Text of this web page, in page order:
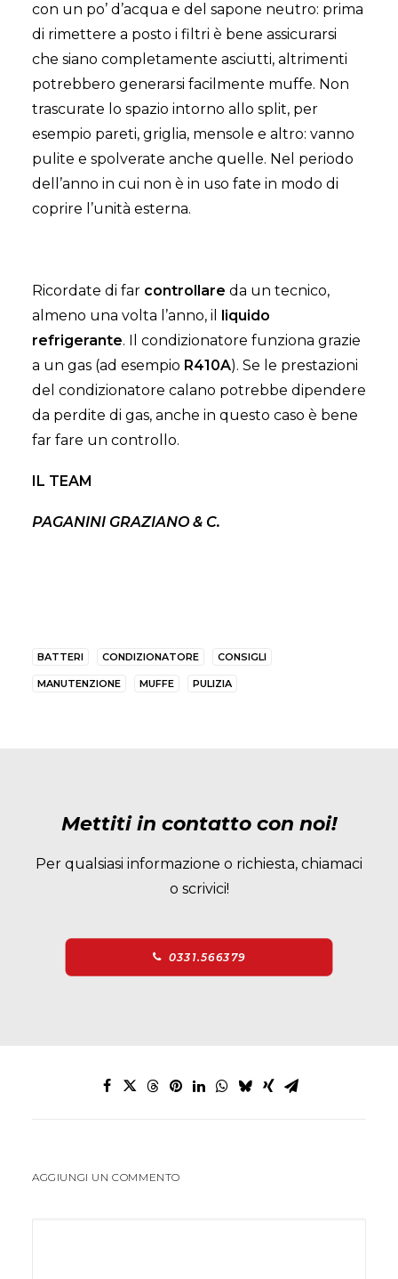
con un po’ d’acqua e del sapone neutro: prima
di rimettere a posto i filtri è bene assicurarsi
che siano completamente asciutti, altrimenti
potrebbero generarsi facilmente muffe. Non
trascurate lo spazio intorno allo split, per
esempio pareti, griglia, mensole e altro: vanno
pulite e spolverate anche quelle. Nel periodo
dell’anno in cui non è in uso fate in modo di
coprire l’unità esterna.
Ricordate di far controllare da un tecnico,
almeno una volta l’anno, il liquido
refrigerante. Il condizionatore funziona grazie
a un gas (ad esempio R410A). Se le prestazioni
del condizionatore calano potrebbe dipendere
da perdite di gas, anche in questo caso è bene
far fare un controllo.
IL TEAM
PAGANINI GRAZIANO & C.
BATTERI CONDIZIONATORE CONSIGLI
MANUTENZIONE MUFFE PULIZIA
Mettiti in contatto con noi!
Per qualsiasi informazione o richiesta, chiamaci
o scrivici!
0331.566379
AGGIUNGI UN COMMENTO